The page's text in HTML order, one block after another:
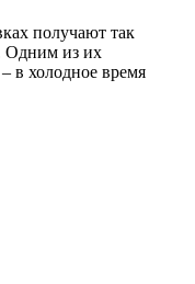
получают так
Одним из их
в холодное время